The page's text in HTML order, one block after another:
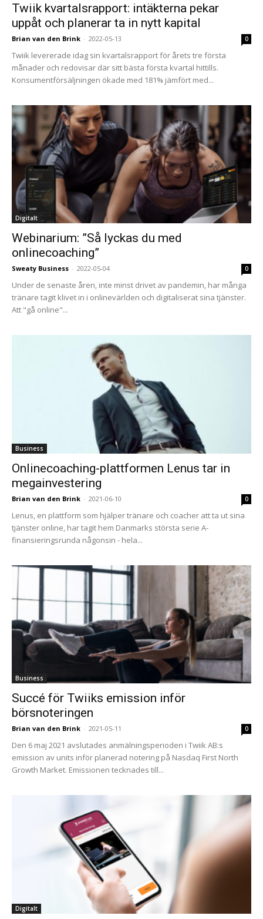
Twiik kvartalsrapport: intäkterna pekar
uppåt och planerar ta in nytt kapital
Brian van den Brink - 2022-05-13 0
Twiik levererade idag sin kvartalsrapport för årets tre första
månader och redovisar där sitt bästa första kvartal hittills.
Konsumentförsäljningen ökade med 181% jämfört med...
Digitalt
Webinarium: ”Så lyckas du med
onlinecoaching”
Sweaty Business - 2022-05-04 0
Under de senaste åren, inte minst drivet av pandemin, har många
tränare tagit klivet in i onlinevärlden och digitaliserat sina tjänster.
Att "gå online"...
Business
Onlinecoaching-plattformen Lenus tar in
megainvestering
Brian van den Brink - 2021-06-10 0
Lenus, en plattform som hjälper tränare och coacher att ta ut sina
tjänster online, har tagit hem Danmarks största serie A-
finansieringsrunda någonsin - hela...
Business
Succé för Twiiks emission inför
börsnoteringen
Brian van den Brink - 2021-05-11 0
Den 6 maj 2021 avslutades anmälningsperioden i Twiik AB:s
emission av units inför planerad notering på Nasdaq First North
Growth Market. Emissionen tecknades till...
Digitalt